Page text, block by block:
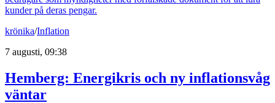
kunder på deras pengar.
krönika/Inflation
7 augusti, 09:38
Hemberg: Energikris och ny inflationsvåg
väntar